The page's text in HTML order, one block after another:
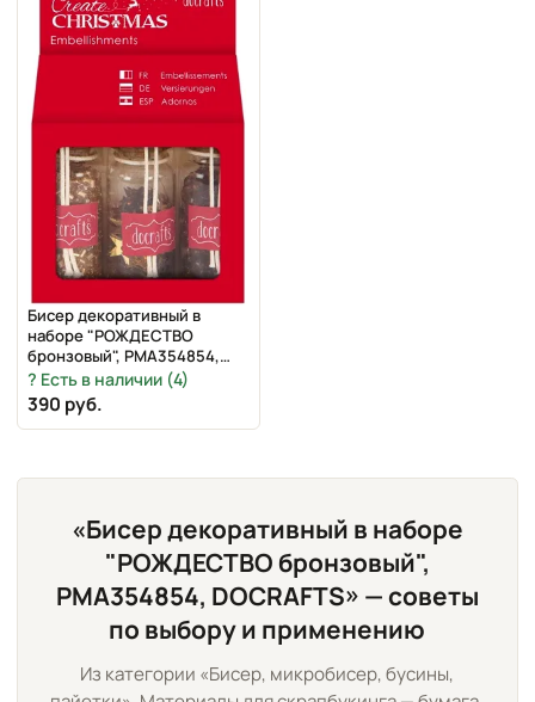
Бисер декоративный в
наборе "РОЖДЕСТВО
бронзовый", PMA354854,
DOCRAFTS
Есть в наличии (4)
390 руб.
«Бисер декоративный в наборе
"РОЖДЕСТВО бронзовый",
PMA354854, DOCRAFTS» — советы
по выбору и применению
Из категории «Бисер, микробисер, бусины,